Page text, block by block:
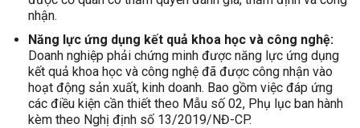
nhận.
Năng lực ứng dụng kết quả khoa học và công nghệ:
Doanh nghiệp phải chứng minh được năng lực ứng dụng
kết quả khoa học và công nghệ đã được công nhận vào
hoạt động sản xuất, kinh doanh. Bao gồm việc đáp ứng
các điều kiện cần thiết theo Mẫu số 02, Phụ lục ban hành
kèm theo Nghị định số 13/2019/NĐ-CP.